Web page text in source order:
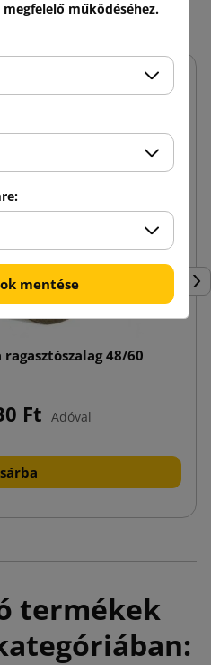
48/60
Ft Adóval
termékek
működéséhez.
mentése